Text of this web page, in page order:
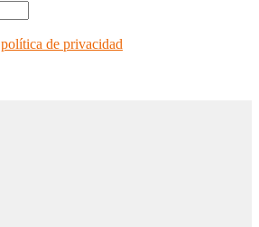
política de privacidad